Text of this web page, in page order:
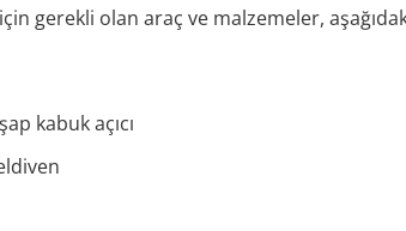
gerekli olan araç ve malzemeler,
kabuk açıcı